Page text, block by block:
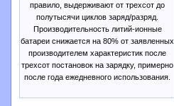
правило, выдерживают от трехсот до
полутысячи циклов заряд/разряд.
Производительность литий-ионные
батареи снижается на 80% от заявленных
производителем характеристик после
трехсот постановок на зарядку, примерно
после года ежедневного использования.